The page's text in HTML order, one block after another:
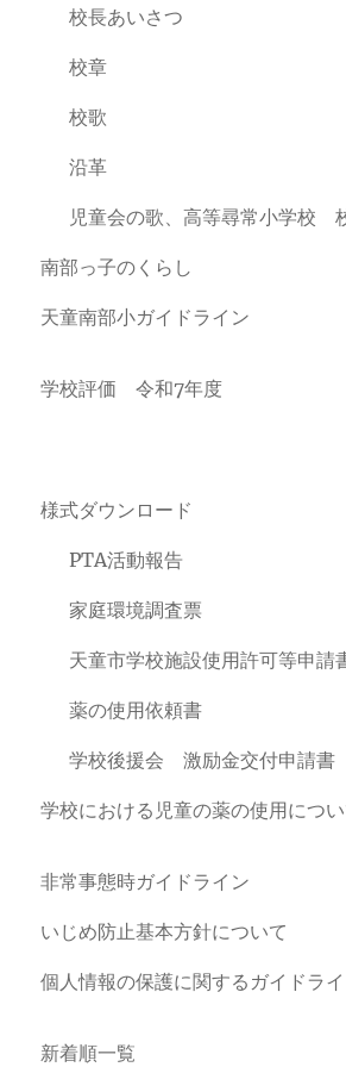
校長あいさつ
校章
校歌
沿革
児童会の歌、高等尋常小学校
南部っ子のくらし
天童南部小ガイドライン
学校評価 令和7年度
様式ダウンロード
PTA活動報告
家庭環境調査票
天童市学校施設使用許可等申請
薬の使用依頼書
学校後援会 激励金交付申請書
学校における児童の薬の使用につい
非常事態時ガイドライン
いじめ防止基本方針について
個人情報の保護に関するガイドラ
新着順一覧